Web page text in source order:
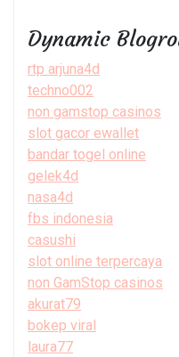
Dynamic
rtp arjuna4d
techno002
non gamstop casinos
slot gacor ewallet
bandar togel online
gelek4d
nasa4d
fbs indonesia
casushi
slot online terpercaya
non GamStop casinos
akurat79
bokep viral
laura77